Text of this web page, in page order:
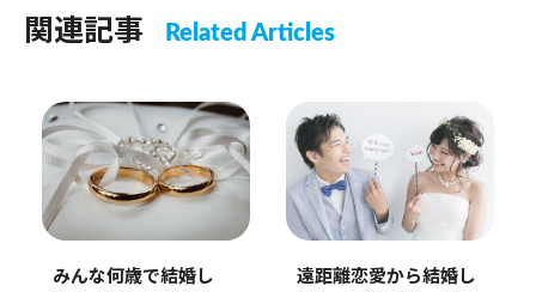
関連記事 Related Articles
みんな何歳で結婚し
遠距離恋愛から結婚し